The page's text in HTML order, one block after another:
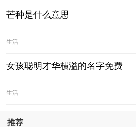
芒种是什么意思
生活
女孩聪明才华横溢的名字免费
生活
推荐